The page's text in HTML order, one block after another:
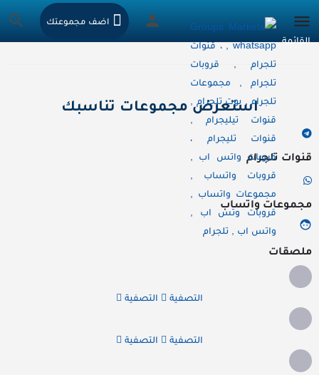
اضف مجموعتك
استعرض مجموعات تناسبك
قنوات تلجرام
مجموعات واتساب
ملصقات
التصفية التصفية
التصفية التصفية